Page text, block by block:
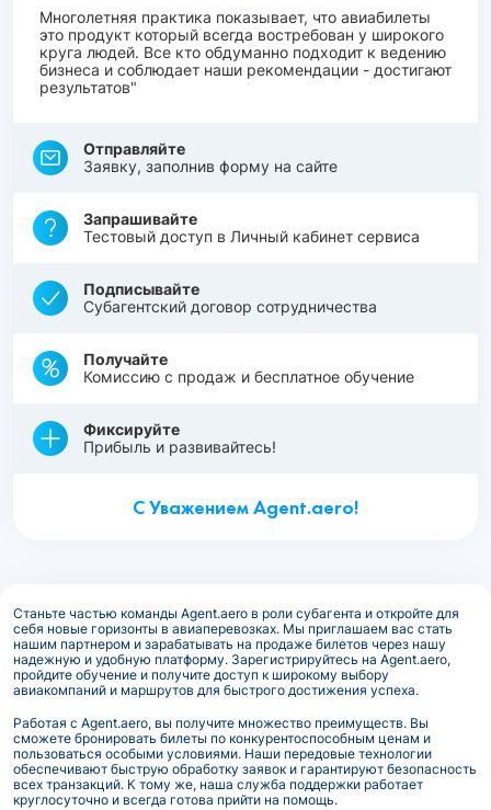
Многолетняя практика показывает, что авиабилеты
это продукт который всегда востребован у широкого
круга людей. Все кто обдуманно подходит к ведению
бизнеса и соблюдает наши рекомендации - достигают
результатов"
Отправляйте
Заявку, заполнив форму на сайте
Запрашивайте
Тестовый доступ в Личный кабинет сервиса
Подписывайте
Субагентский договор сотрудничества
Получайте
Комиссию с продаж и бесплатное обучение
Фиксируйте
Прибыль и развивайтесь!
С Уважением Agent.aero!
Станьте частью команды Agent.aero в роли субагента и откройте для
себя новые горизонты в авиаперевозках. Мы приглашаем вас стать
нашим партнером и зарабатывать на продаже билетов через нашу
надежную и удобную платформу. Зарегистрируйтесь на Agent.aero,
пройдите обучение и получите доступ к широкому выбору
авиакомпаний и маршрутов для быстрого достижения успеха.
Работая с Agent.aero, вы получите множество преимуществ. Вы
сможете бронировать билеты по конкурентоспособным ценам и
пользоваться особыми условиями. Наши передовые технологии
обеспечивают быструю обработку заявок и гарантируют безопасность
всех транзакций. К тому же, наша служба поддержки работает
круглосуточно и всегда готова прийти на помощь.